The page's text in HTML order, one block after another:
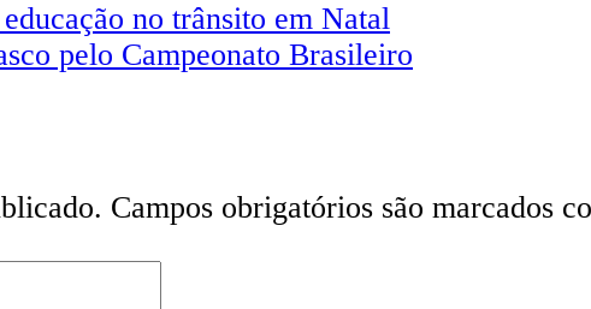
no trânsito em Natal
pelo Campeonato Brasileiro
Campos obrigatórios são marcados